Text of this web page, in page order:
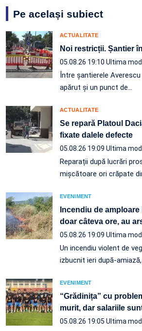
Pe același subiect
ACTUALITATE
Noi restricții. Șantier
05.08.26 19:10 Ultima
Între șantierele
apărut și un punct de…
ACTUALITATE
Se repară Platoul
fixate dalele defecte
05.08.26 19:09 Ultima
Reparații după lucrări
mișcătoare ori crăpate
EVENIMENT
Incendiu de
doar câteva ore, au
05.08.26 19:09 Ultima
Un incendiu violent de
izbucnit ieri după-
EVENIMENT
“Grădinița” cu
murit, dar salariile
05.08.26 19:05 Ultima